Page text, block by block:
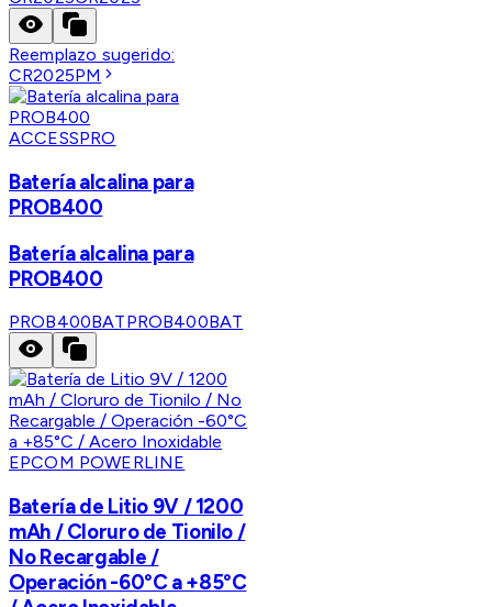
Reemplazo sugerido:
CR2025PM
ACCESSPRO
Batería alcalina para
PROB400
Batería alcalina para
PROB400
PROB400BATPROB400BAT
EPCOM POWERLINE
Batería de Litio 9V / 1200
mAh / Cloruro de Tionilo /
No Recargable /
Operación -60°C a +85°C